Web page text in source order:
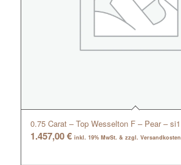
0.75 Carat – Top Wesselton F – Pear – si1
1.457,00€ inkl. 19% MwSt. & zzgl. Versandkosten